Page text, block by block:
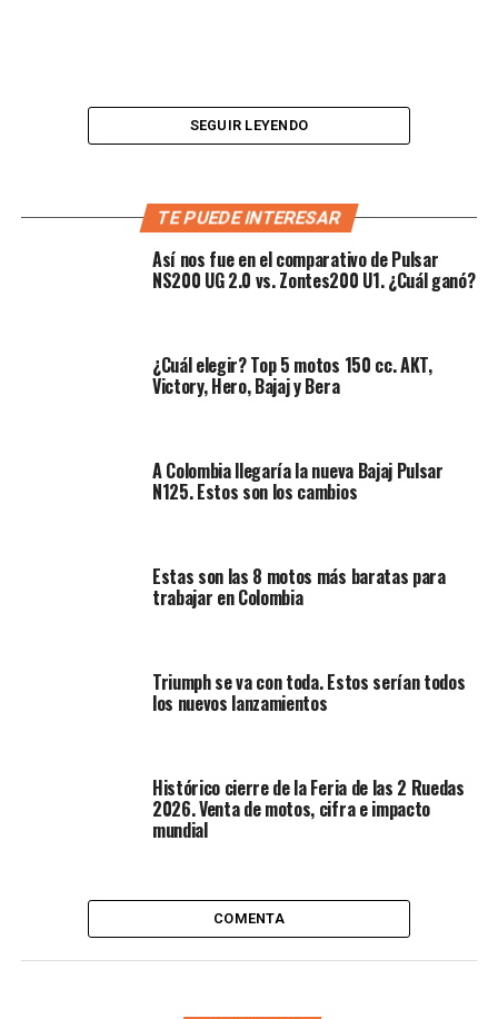
La llegada de Triumph a Colombia, es el resultado del
una inmensa alegría y satisfacción, por ello, tenemos un
gran compromiso y un reto por hacer de cada experiencia
Otto Franco, Gerente de Triumph Colombia, dice, “
cada uno de los modelos, los cuales buscan plasmar la
esenciaFOR THE RIDEque tiene la marca. Ese es
nuestro reto, mantener la marca legendaria y fuerte que
SEGUIR LEYENDO
TE PUEDE INTERESAR
Así nos fue en el comparativo de Pulsar
NS200 UG 2.0 vs. Zontes200 U1. ¿Cuál ganó?
¿Cuál elegir? Top 5 motos 150 cc. AKT,
Victory, Hero, Bajaj y Bera
A Colombia llegaría la nueva Bajaj Pulsar
N125. Estos son los cambios
Estas son las 8 motos más baratas para
trabajar en Colombia
Triumph se va con toda. Estos serían todos
los nuevos lanzamientos
Histórico cierre de la Feria de las 2 Ruedas
2026. Venta de motos, cifra e impacto
mundial
COMENTA